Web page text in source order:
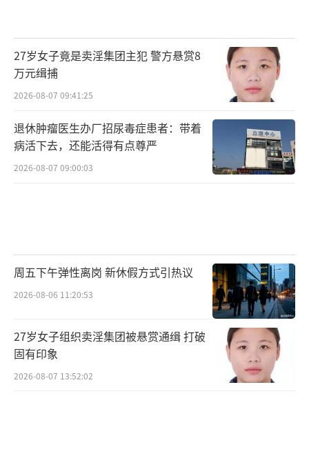
27岁女子竟是卖淫集团主犯 警方悬赏8
万元缉捕
2026-08-07 09:41:25
退休肿瘤医生办厂招尿毒症患者：带着
病活下去，还能活得有点尊严
2026-08-07 09:00:03
周五下午弹性离岗 新休假方式引热议
2026-08-06 11:20:53
27岁女子组织卖淫集团被悬赏通缉 打破
固有印象
2026-08-07 13:52:02